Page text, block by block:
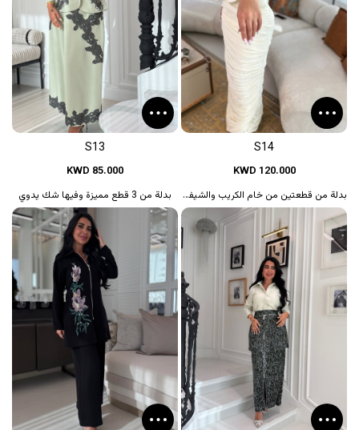
S14
KWD 120.000
بدلة من قطعتين من خام الكريب والشيفون مع...
S13
KWD 85.000
بدلة من 3 قطع مميزة وفيها شك يدوي